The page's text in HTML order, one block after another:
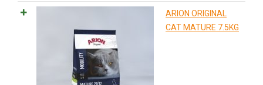
ARION ORIGINAL
CAT MATURE 7.5KG